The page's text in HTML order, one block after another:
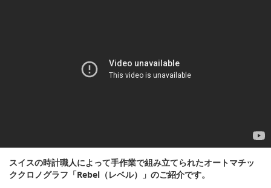
スイスの時計職人によって手作業で組み立てられたオートマチッ
ククロノグラフ「Rebel（レベル）」のご紹介です。